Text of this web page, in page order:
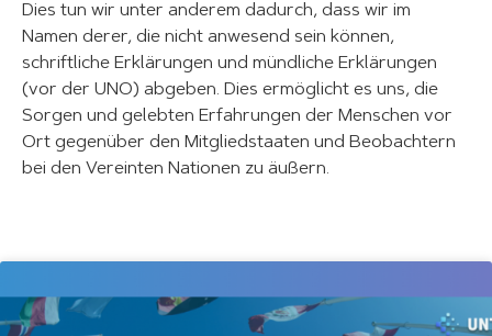
Dies tun wir unter anderem dadurch, dass wir im
Namen derer, die nicht anwesend sein können,
schriftliche Erklärungen und mündliche Erklärungen
(vor der UNO) abgeben. Dies ermöglicht es uns, die
Sorgen und gelebten Erfahrungen der Menschen vor
Ort gegenüber den Mitgliedstaaten und Beobachtern
bei den Vereinten Nationen zu äußern.